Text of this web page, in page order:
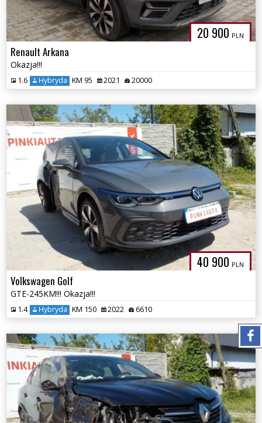
20 900 PLN
Renault Arkana
Okazja!!!
1.6 Hybryda KM 95 2021 20000
40 900 PLN
Volkswagen Golf
GTE-245KM!!! Okazja!!!
1.4 Hybryda KM 150 2022 6610